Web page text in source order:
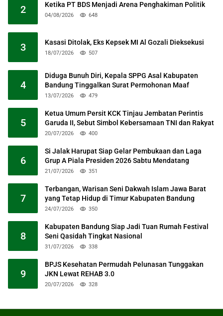
2 Ketika PT BDS Menjadi Arena Penghakiman Politik
04/08/2026 648
3 Kasasi Ditolak, Eks Kepsek MI Al Gozali Dieksekusi
18/07/2026 507
4
Diduga Bunuh Diri, Kepala SPPG Asal Kabupaten
Bandung Tinggalkan Surat Permohonan Maaf
13/07/2026 479
5
Ketua Umum Persit KCK Tinjau Jembatan Perintis
Garuda II, Sebut Simbol Kebersamaan TNI dan Rakyat
20/07/2026 400
6
Si Jalak Harupat Siap Gelar Pembukaan dan Laga
Grup A Piala Presiden 2026 Sabtu Mendatang
21/07/2026 351
7
Terbangan, Warisan Seni Dakwah Islam Jawa Barat
yang Tetap Hidup di Timur Kabupaten Bandung
24/07/2026 350
8
Kabupaten Bandung Siap Jadi Tuan Rumah Festival
Seni Qasidah Tingkat Nasional
31/07/2026 338
9
BPJS Kesehatan Permudah Pelunasan Tunggakan
JKN Lewat REHAB 3.0
20/07/2026 328